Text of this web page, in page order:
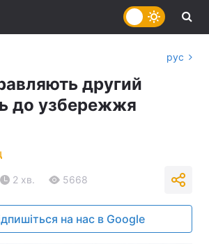
рус
другий
до узбережжя
2 хв. 5668
на нас в Google